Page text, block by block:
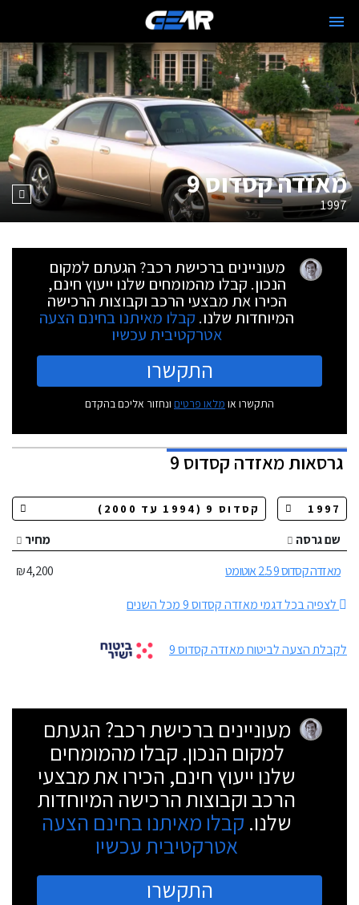
מאזדה קסדוס 9
1997
מעוניינים ברכישת רכב? הגעתם למקום
הנכון. קבלו מהמומחים שלנו ייעוץ חינם,
הכירו את מבצעי הרכב וקבוצות הרכישה
המיוחדות שלנו. קבלו מאיתנו בחינם הצעה
אטרקטיבית עכשיו
התקשרו
התקשרו או מלאו פרטים ונחזור אליכם בהקדם
גרסאותמאזדה קסדוס 9
שם גרסה
מחיר
מאזדה קסדוס 9 2.5 אוטומט
4,200 ₪
לצפיה בכל דגמי מאזדה קסדוס 9 מכל השנים
לקבלת הצעה לביטוח מאזדה קסדוס 9
מעוניינים ברכישת רכב? הגעתם
למקום הנכון. קבלו מהמומחים
שלנו ייעוץ חינם, הכירו את מבצעי
הרכב וקבוצות הרכישה המיוחדות
שלנו. קבלו מאיתנו בחינם הצעה
אטרקטיבית עכשיו
התקשרו